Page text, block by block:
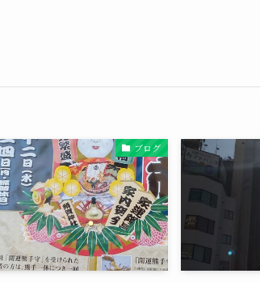
ブログ